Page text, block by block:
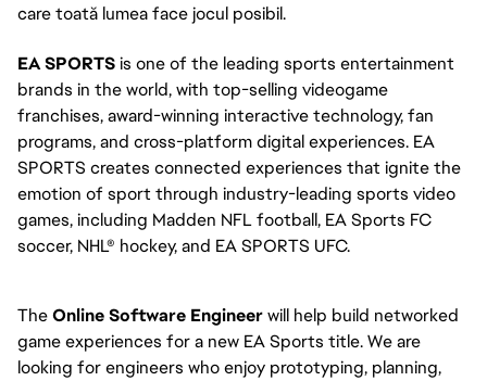
care toată lumea face jocul posibil.
EA SPORTSis one of the leading sports entertainment
brands in the world, with top-selling videogame
franchises, award-winning interactive technology, fan
programs, and cross-platform digital experiences. EA
SPORTS creates connected experiences that ignite the
emotion of sport through industry-leading sports video
games, including Madden NFL football, EA Sports FC
soccer, NHL® hockey, and EA SPORTS UFC.
TheOnline Software Engineerwill help build networked
game experiences for a new EA Sports title. We are
looking for engineers who enjoy prototyping, planning,